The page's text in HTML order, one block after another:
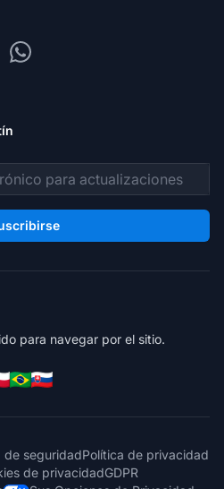
Whatsapp
para navegar por el sitio.
de seguridadPolítica de privacidad
de privacidadGDPR